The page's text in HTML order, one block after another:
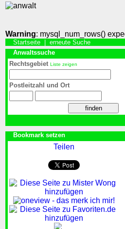
Warning: mysql_num_rows()
Startseite
erneute Suche
Anwaltssuche
Rechtsgebiet Liste zeigen
Postleitzahl und Ort
Bookmark setzen
Teilen